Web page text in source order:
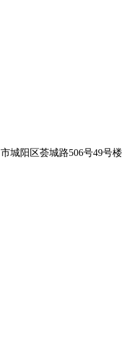
城阳区荟城路506号49号楼